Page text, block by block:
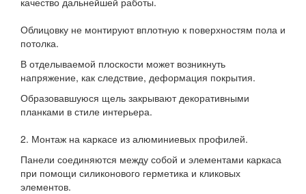
Облицовку не монтируют вплотную к поверхностям пола и
потолка.
В отделываемой плоскости может возникнуть
напряжение, как следствие, деформация покрытия.
Образовавшуюся щель закрывают декоративными
планками в стиле интерьера.
2. Монтаж на каркасе из алюминиевых профилей.
Панели соединяются между собой и элементами каркаса
при помощи силиконового герметика и кликовых
элементов.